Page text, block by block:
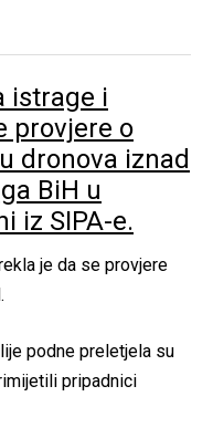
istrage i
provjere o
dronova iznad
BiH u
iz SIPA-e.
je da se provjere
podne preletjela su
pripadnici